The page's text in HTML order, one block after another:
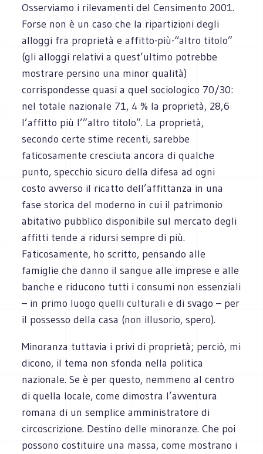
Osserviamo i rilevamenti del Censimento 2001.
Forse non è un caso che la ripartizioni degli
alloggi fra proprietà e affitto-più-“altro titolo”
(gli alloggi relativi a quest’ultimo potrebbe
mostrare persino una minor qualità)
corrispondesse quasi a quel sociologico 70/30:
nel totale nazionale 71, 4 % la proprietà, 28,6
l’affitto più l’”altro titolo”. La proprietà,
secondo certe stime recenti, sarebbe
faticosamente cresciuta ancora di qualche
punto, specchio sicuro della difesa ad ogni
costo avverso il ricatto dell’affittanza in una
fase storica del moderno in cui il patrimonio
abitativo pubblico disponibile sul mercato degli
affitti tende a ridursi sempre di più.
Faticosamente, ho scritto, pensando alle
famiglie che danno il sangue alle imprese e alle
banche e riducono tutti i consumi non essenziali
– in primo luogo quelli culturali e di svago – per
il possesso della casa (non illusorio, spero).
Minoranza tuttavia i privi di proprietà; perciò, mi
dicono, il tema non sfonda nella politica
nazionale. Se è per questo, nemmeno al centro
di quella locale, come dimostra l’avventura
romana di un semplice amministratore di
circoscrizione. Destino delle minoranze. Che poi
possono costituire una massa, come mostrano i